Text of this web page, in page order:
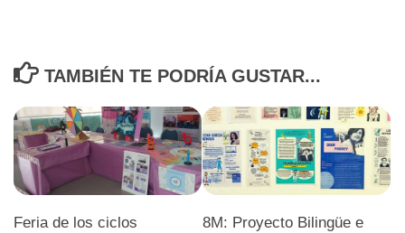
TAMBIÉN TE PODRÍA GUSTAR...
Feria de los ciclos
8M: Proyecto Bilingüe e